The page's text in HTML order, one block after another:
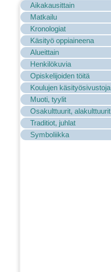
Aikakausittain
Matkailu
Kronologiat
Käsityö oppiaineena
Alueittain
Henkilökuvia
Opiskelijoiden töitä
Koulujen käsityösivustoja
Muoti, tyylit
Osakulttuurit, alakulttuurit
Traditiot, juhlat
Symboliikka